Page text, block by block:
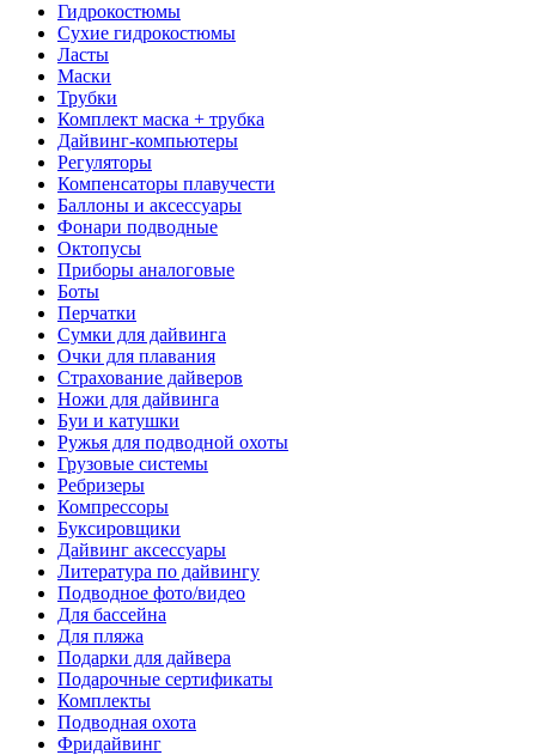
Гидрокостюмы
Сухие гидрокостюмы
Ласты
Маски
Трубки
Комплект маска + трубка
Дайвинг-компьютеры
Регуляторы
Компенсаторы плавучести
Баллоны и аксессуары
Фонари подводные
Октопусы
Приборы аналоговые
Боты
Перчатки
Сумки для дайвинга
Очки для плавания
Страхование дайверов
Ножи для дайвинга
Буи и катушки
Ружья для подводной охоты
Грузовые системы
Ребризеры
Компрессоры
Буксировщики
Дайвинг аксессуары
Литература по дайвингу
Подводное фото/видео
Для бассейна
Для пляжа
Подарки для дайвера
Подарочные сертификаты
Комплекты
Подводная охота
Фридайвинг